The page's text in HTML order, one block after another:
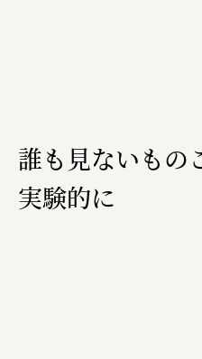
誰も見ないもの
実験的に